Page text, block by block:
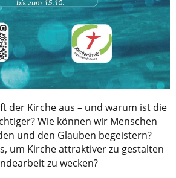
der Kirche aus – und warum ist die
Wie können wir Menschen
und den Glauben begeistern?
um Kirche attraktiver zu gestalten
zu wecken?